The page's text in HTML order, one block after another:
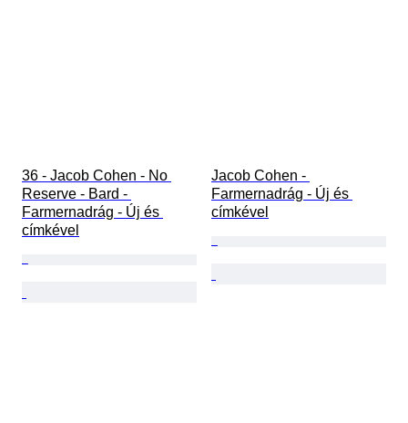
36 - Jacob Cohen - No
Reserve - Bard -
Farmernadrág - Új és
címkével
Jacob Cohen -
Farmernadrág - Új és
címkével